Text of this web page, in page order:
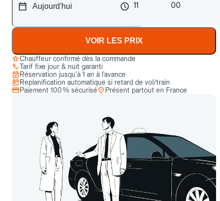
11 00
VOIR LES PRIX
Chauffeur confirmé dès la commande
Tarif fixe jour & nuit garanti
Réservation jusqu’à 1 an à l’avance
Replanification automatique si retard de vol/train
Paiement 100 % sécurisé
Présent partout en France